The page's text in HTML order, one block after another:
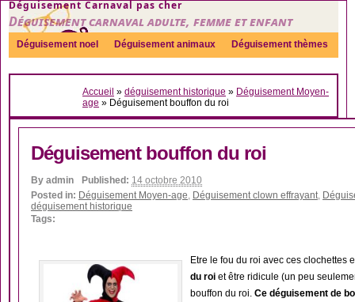
Déguisement Carnaval pas cher
Déguisement carnaval adulte, femme et enfant
Déguisement noel Déguisement animaux Déguisement thèmes
Sexy Déguisement couple Déguisements par genre Idées
Accueil » déguisement historique » Déguisement Moyen-
age » Déguisement bouffon du roi
Déguisement bouffon du roi
By admin Published: 14 octobre 2010
Posted in: Déguisement Moyen-age, Déguisement clown effrayant,
déguisement historique
Tags:
Etre le fou du roi avec ces clochettes
du roi et être ridicule (un peu
bouffon du roi. Ce déguisement de